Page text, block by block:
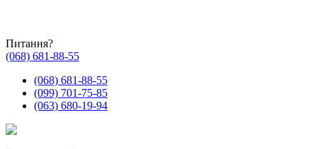
Питання?
(068) 681-88-55
(068) 681-88-55
(099) 701-75-85
(063) 680-19-94